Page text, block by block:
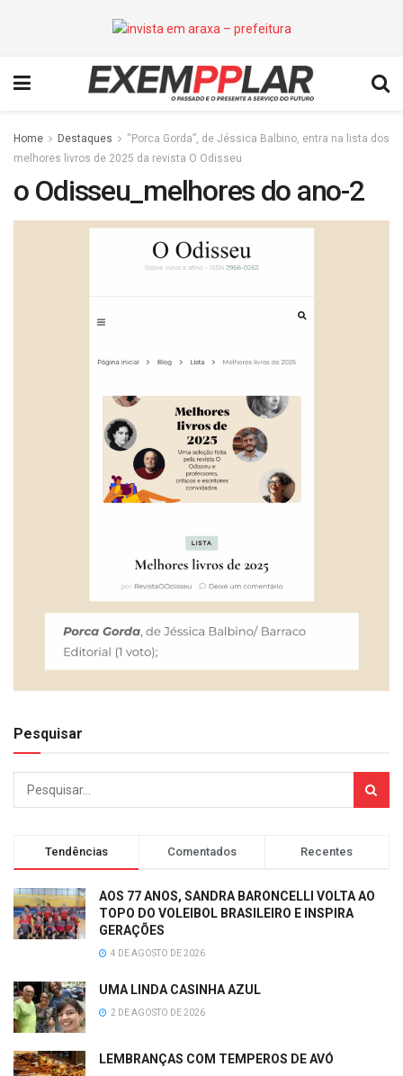
Home Destaques
“Porca Gorda”, de Jéssica Balbino, entra na lista dos
melhores livros de 2025 da revista O Odisseu
o Odisseu_melhores do ano-2
Pesquisar
Tendências Comentados Recentes
AOS 77 ANOS, SANDRA BARONCELLI VOLTA AO
TOPO DO VOLEIBOL BRASILEIRO E INSPIRA
GERAÇÕES
4 DE AGOSTO DE 2026
UMA LINDA CASINHA AZUL
2 DE AGOSTO DE 2026
LEMBRANÇAS COM TEMPEROS DE AVÓ